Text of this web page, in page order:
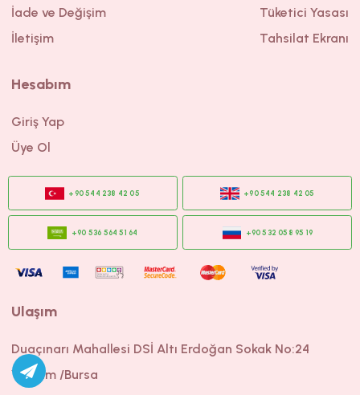
0-3 AY
İade ve Değişim
İletişim
Tüketici Yasası
Tahsilat Ekranı
Hesabım
Giriş Yap
Üye Ol
Ulaşım
Duaçınarı Mahallesi DSİ Altı Erdoğan Sokak No:24
Yıldırım /Bursa